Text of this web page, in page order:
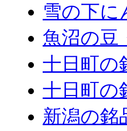
雪の下に
魚沼の豆
十日町の
十日町の
新潟の銘